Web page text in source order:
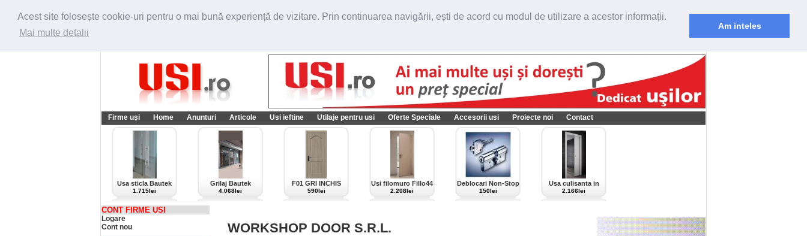
Acest site folosește cookie-uri pentru o mai bună experiență de vizitare. Prin continuarea navigării, ești de acord cu modul de utilizare a acestor informații.
Mai multe detalii
Am inteles
Firme uși Home Anunturi Articole Usi ieftine Utilaje pentru usi Oferte Speciale Accesorii usi Proiecte noi Contact
Usa sticla Bautek
1.715lei
Grilaj Bautek
4.068lei
F01 GRI INCHIS
590lei
Usi filomuro Fillo44
import Italia
2.208lei
Deblocari Non-Stop
150lei
Usa culisanta in
perete Scrigno,
2.166lei
CONT FIRME USI
Logare
Cont nou
WORKSHOP DOOR S.R.L.